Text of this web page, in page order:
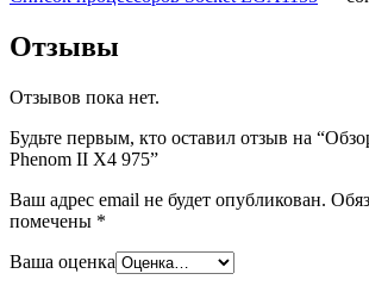
Отзывы
Отзывов пока нет.
Будьте первым, кто оставил отзыв на
Phenom II X4 975”
Ваш адрес email не будет опубликован.
помечены *
Ваша оценка